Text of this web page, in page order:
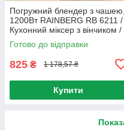
Погружний блендер з чашею,
1200Вт RAINBERG RB 6211 /
Кухонний міксер з вінчиком /
Блендер подрібнювач
Готово до відправки
825 ₴ 1 178,57 ₴
Купити